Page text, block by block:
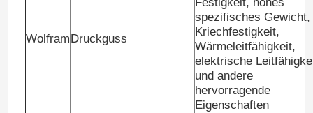
Werksbesichtigung
WolframDruckguss
spezifisches Gewicht,
Kriechfestigkeit,
Wärmeleitfähigkeit,
elektrische
und andere
hervorragende
Eigenschaften